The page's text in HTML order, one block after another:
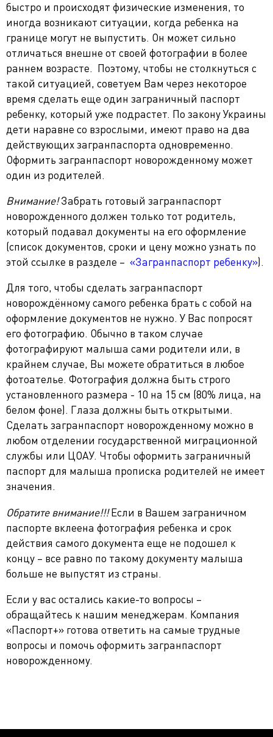
быстро и происходят физические изменения, то
иногда возникают ситуации, когда ребенка на
границе могут не выпустить. Он может сильно
отличаться внешне от своей фотографии в более
раннем возрасте. Поэтому, чтобы не столкнуться с
такой ситуацией, советуем Вам через некоторое
время сделать еще один заграничный паспорт
ребенку, который уже подрастет. По закону Украины
дети наравне со взрослыми, имеют право на два
действующих загранпаспорта одновременно.
Оформить загранпаспорт новорожденному может
один из родителей.
Внимание!Забрать готовый загранпаспорт
новорожденного должен только тот родитель,
который подавал документы на его оформление
(список документов, сроки и цену можно узнать по
этой ссылке в разделе –«Загранпаспорт ребенку»).
Для того, чтобы сделать загранпаспорт
новорождённому самого ребенка брать с собой на
оформление документов не нужно. У Вас попросят
его фотографию. Обычно в таком случае
фотографируют малыша сами родители или, в
крайнем случае, Вы можете обратиться в любое
фотоателье. Фотография должна быть строго
установленного размера - 10 на 15 см (80% лица, на
белом фоне). Глаза должны быть открытыми.
Сделать загранпаспорт новорожденному можно в
любом отделении государственной миграционной
службы или ЦОАУ. Чтобы оформить заграничный
паспорт для малыша прописка родителей не имеет
значения.
Обратите внимание!!!Если в Вашем заграничном
паспорте вклеена фотография ребенка и срок
действия самого документа еще не подошел к
концу – все равно по такому документу малыша
больше не выпустят из страны.
Если у вас остались какие-то вопросы –
обращайтесь к нашим менеджерам. Компания
«Паспорт+» готова ответить на самые трудные
вопросы и помочь оформить загранпаспорт
новорожденному.